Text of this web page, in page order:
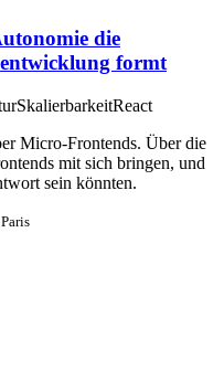
die
formt
SkalierbarkeitReact
Micro-Frontends. Über die
mit sich bringen, und
sein könnten.